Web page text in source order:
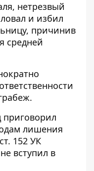
нетрезвый
и избил
причинив
средней
приговорил
лишения
152 УК
вступил в